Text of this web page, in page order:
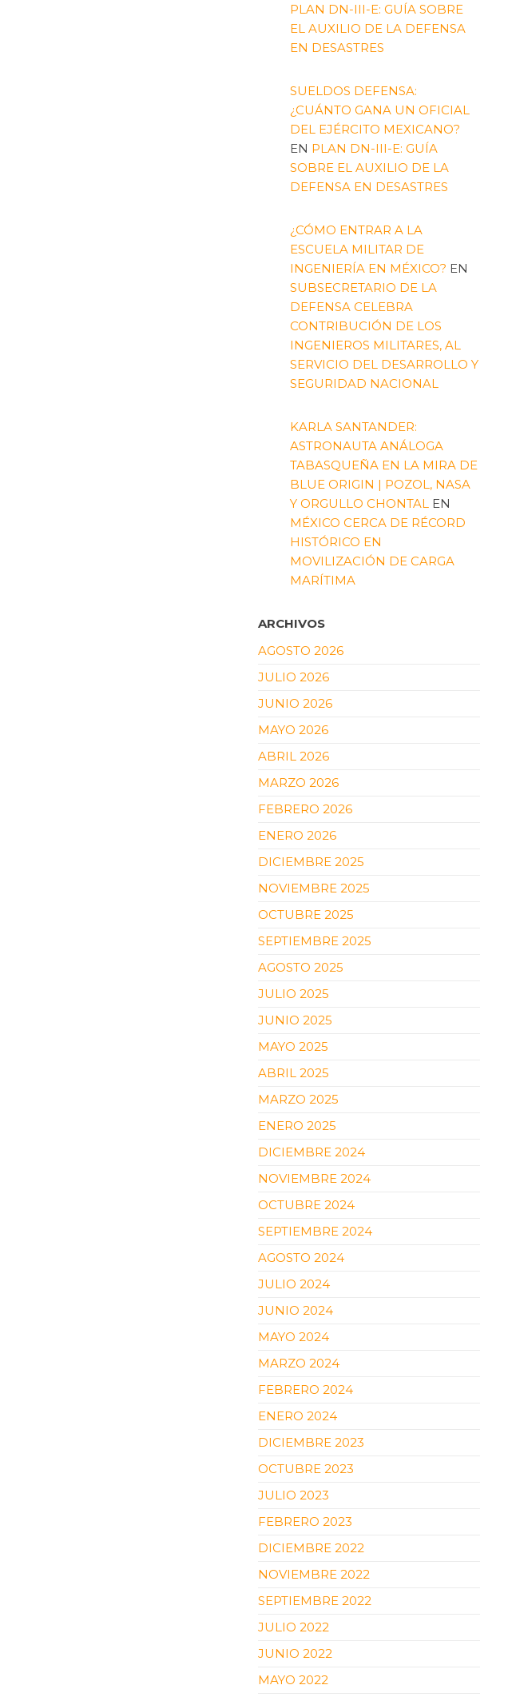
PLAN DN-III-E: GUÍA SOBRE
EL AUXILIO DE LA DEFENSA
EN DESASTRES
SUELDOS DEFENSA:
¿CUÁNTO GANA UN OFICIAL
DEL EJÉRCITO MEXICANO?
EN PLAN DN-III-E: GUÍA
SOBRE EL AUXILIO DE LA
DEFENSA EN DESASTRES
¿CÓMO ENTRAR A LA
ESCUELA MILITAR DE
INGENIERÍA EN MÉXICO? EN
SUBSECRETARIO DE LA
DEFENSA CELEBRA
CONTRIBUCIÓN DE LOS
INGENIEROS MILITARES, AL
SERVICIO DEL DESARROLLO Y
SEGURIDAD NACIONAL
KARLA SANTANDER:
ASTRONAUTA ANÁLOGA
TABASQUEÑA EN LA MIRA DE
BLUE ORIGIN | POZOL, NASA
Y ORGULLO CHONTAL EN
MÉXICO CERCA DE RÉCORD
HISTÓRICO EN
MOVILIZACIÓN DE CARGA
MARÍTIMA
ARCHIVOS
AGOSTO 2026
JULIO 2026
JUNIO 2026
MAYO 2026
ABRIL 2026
MARZO 2026
FEBRERO 2026
ENERO 2026
DICIEMBRE 2025
NOVIEMBRE 2025
OCTUBRE 2025
SEPTIEMBRE 2025
AGOSTO 2025
JULIO 2025
JUNIO 2025
MAYO 2025
ABRIL 2025
MARZO 2025
ENERO 2025
DICIEMBRE 2024
NOVIEMBRE 2024
OCTUBRE 2024
SEPTIEMBRE 2024
AGOSTO 2024
JULIO 2024
JUNIO 2024
MAYO 2024
MARZO 2024
FEBRERO 2024
ENERO 2024
DICIEMBRE 2023
OCTUBRE 2023
JULIO 2023
FEBRERO 2023
DICIEMBRE 2022
NOVIEMBRE 2022
SEPTIEMBRE 2022
JULIO 2022
JUNIO 2022
MAYO 2022